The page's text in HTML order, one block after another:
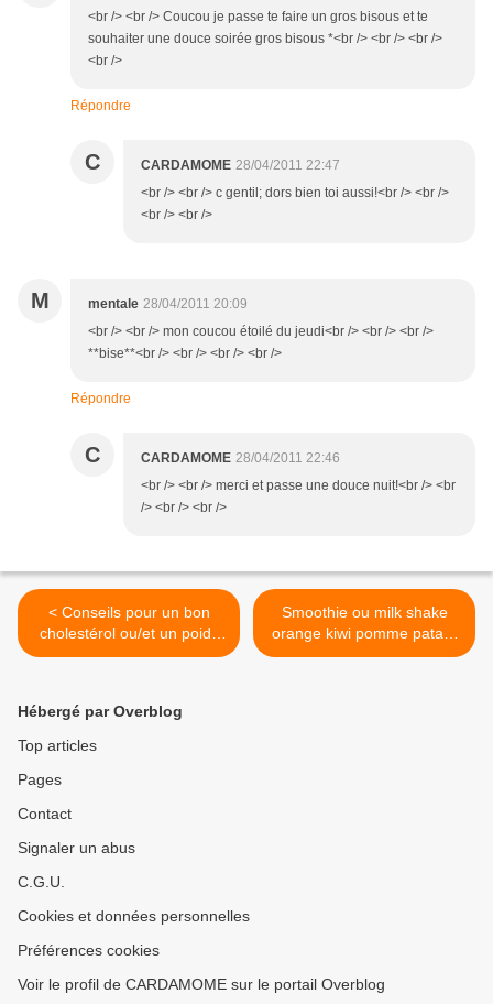
<br /> <br /> Coucou je passe te faire un gros bisous et te
souhaiter une douce soirée gros bisous *<br /> <br /> <br />
<br />
Répondre
C CARDAMOME 28/04/2011 22:47
<br /> <br /> c gentil; dors bien toi aussi!<br /> <br />
<br /> <br />
M mentale 28/04/2011 20:09
<br /> <br /> mon coucou étoilé du jeudi<br /> <br /> <br />
**bise**<br /> <br /> <br /> <br />
Répondre
C CARDAMOME 28/04/2011 22:46
<br /> <br /> merci et passe une douce nuit!<br /> <br
/> <br /> <br />
< Conseils pour un bon
cholestérol ou/et un poids
de forme
Smoothie ou milk shake
orange kiwi pomme patate
douce >
Hébergé par Overblog
Top articles
Pages
Contact
Signaler un abus
C.G.U.
Cookies et données personnelles
Préférences cookies
Voir le profil de CARDAMOME sur le portail Overblog